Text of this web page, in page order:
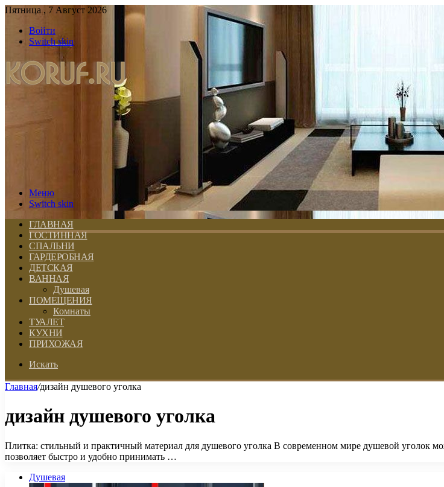
Пятница , 7 Август 2026
Войти
Switch skin
Меню
Switch skin
ГЛАВНАЯ
ГОСТИННАЯ
СПАЛЬНИ
ГАРДЕРОБНАЯ
ДЕТСКАЯ
ВАННАЯ
Душевая
ПОМЕЩЕНИЯ
Комнаты
ТУАЛЕТ
КУХНИ
ПРИХОЖАЯ
Искать
Главная/дизайн душевого уголка
дизайн душевого уголка
Плитка: стильный и практичный материал для душевого уголка В современном мире душевой уголок
позволяет быстро и удобно принимать …
Душевая